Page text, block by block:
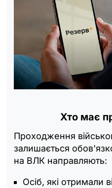
Хто має
Проходження
залишається
на ВЛК направляють:
Осіб, які отримали